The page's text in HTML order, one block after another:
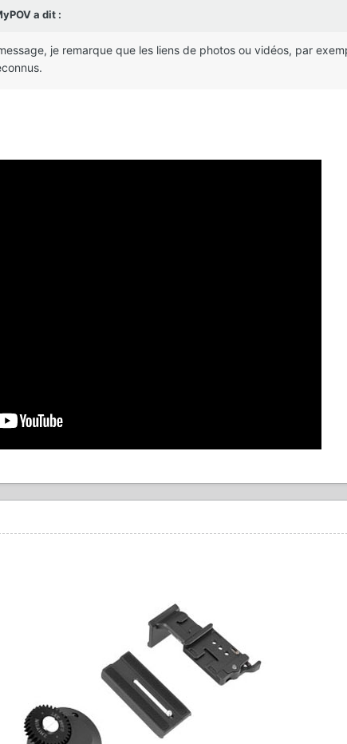
a dit :
je remarque que les liens de photos ou vidéos, par